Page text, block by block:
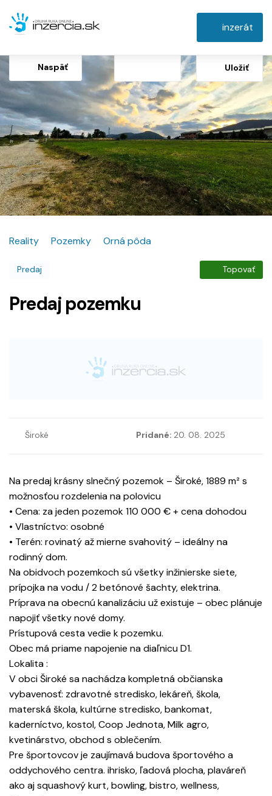
inzerát
Naspäť Uložiť
Reality Pozemky Orná pôda
Predaj Topovať
Predaj pozemku
Široké Pridané: 20. 08. 2025
Na predaj krásny slnečný pozemok – Široké, 1889 m² s
možnosťou rozdelenia na polovicu
• Cena: za jeden pozemok 110 000 € + cena dohodou
• Vlastníctvo: osobné
• Terén: rovinatý až mierne svahovitý – ideálny na
rodinný dom.
Na obidvoch pozemkoch sú všetky inžinierske siete,
prípojka na vodu / 2 betónové šachty, elektrina.
Príprava na obecnú kanalizáciu už existuje – obec plánuje
napojiť všetky nové domy.
Prístupová cesta vedie k pozemku.
Obec má priame napojenie na diaľnicu D1.
Lokalita :
V obci Široké sa nachádza kompletná občianska
vybavenosť: zdravotné stredisko, lekáreň, škola,
materská škola, kultúrne stredisko, bankomat,
kaderníctvo, kostol, Coop Jednota, Milk agro,
kvetinárstvo, obchod s oblečením.
Pre športovcov je zaujímavá budova športového a
oddychového centra. ihrisko, ľadová plocha, plaváreň
ako aj squashový kurt, bowling, bistro, wellness,